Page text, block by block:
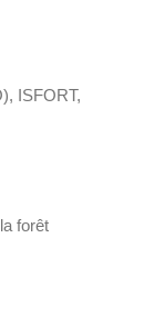
ISFORT,
forêt